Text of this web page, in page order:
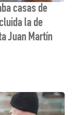
casas de
la de
Juan Martín